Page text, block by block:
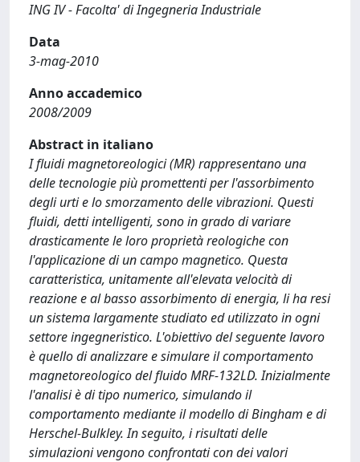
ING IV - Facolta' di Ingegneria Industriale
Data
3-mag-2010
Anno accademico
2008/2009
Abstract in italiano
I fluidi magnetoreologici (MR) rappresentano una
delle tecnologie più promettenti per l'assorbimento
degli urti e lo smorzamento delle vibrazioni. Questi
fluidi, detti intelligenti, sono in grado di variare
drasticamente le loro proprietà reologiche con
l'applicazione di un campo magnetico. Questa
caratteristica, unitamente all'elevata velocità di
reazione e al basso assorbimento di energia, li ha resi
un sistema largamente studiato ed utilizzato in ogni
settore ingegneristico. L'obiettivo del seguente lavoro
è quello di analizzare e simulare il comportamento
magnetoreologico del fluido MRF-132LD. Inizialmente
l'analisi è di tipo numerico, simulando il
comportamento mediante il modello di Bingham e di
Herschel-Bulkley. In seguito, i risultati delle
simulazioni vengono confrontati con dei valori